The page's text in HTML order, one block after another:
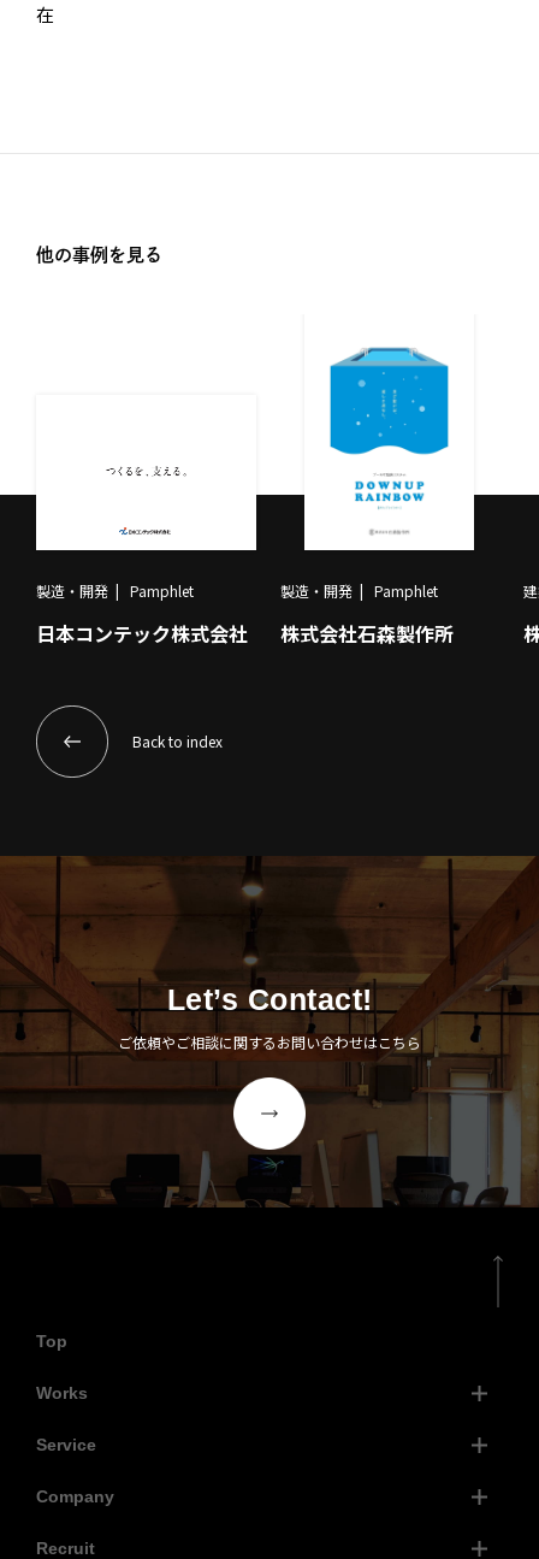
在
他の事例を見る
製造・開発 Pamphlet
日本コンテック株式会社
製造・開発 Pamphlet
株式会社石森製作所
Back to index
Let’s Contact!
ご依頼やご相談に関するお問い合わせはこちら
Top
Works
Service
Company
Recruit